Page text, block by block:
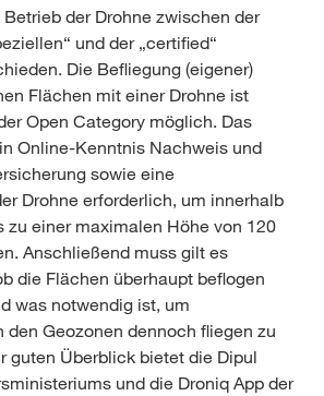
der Drohne zwischen der
und der „certified“
Die Befliegung (eigener)
Flächen mit einer Drohne ist
Open Category möglich. Das
Online-Kenntnis Nachweis und
sowie eine
Drohne erforderlich, um innerhalb
zu einer maximalen Höhe von 120
Anschließend muss gilt es
die Flächen überhaupt beflogen
was notwendig ist, um
den Geozonen dennoch fliegen zu
guten Überblick bietet die Dipul
und die Droniq App der